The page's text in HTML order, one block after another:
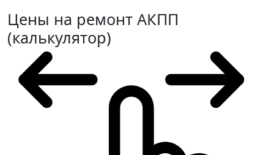
Цены на ремонт АКПП
(калькулятор)